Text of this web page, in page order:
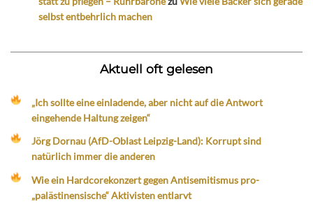
selbst entbehrlich machen
Aktuell oft gelesen
„Ich sollte eine einladende, aber nicht auf die Antwort
eingehende Haltung zeigen“
Jörg Dornau (AfD-Oblast Leipzig-Land): Korrupt sind
natürlich immer die anderen
Wie ein Hardcorekonzert gegen Antisemitismus pro-
„palästinensische“ Aktivisten entlarvt